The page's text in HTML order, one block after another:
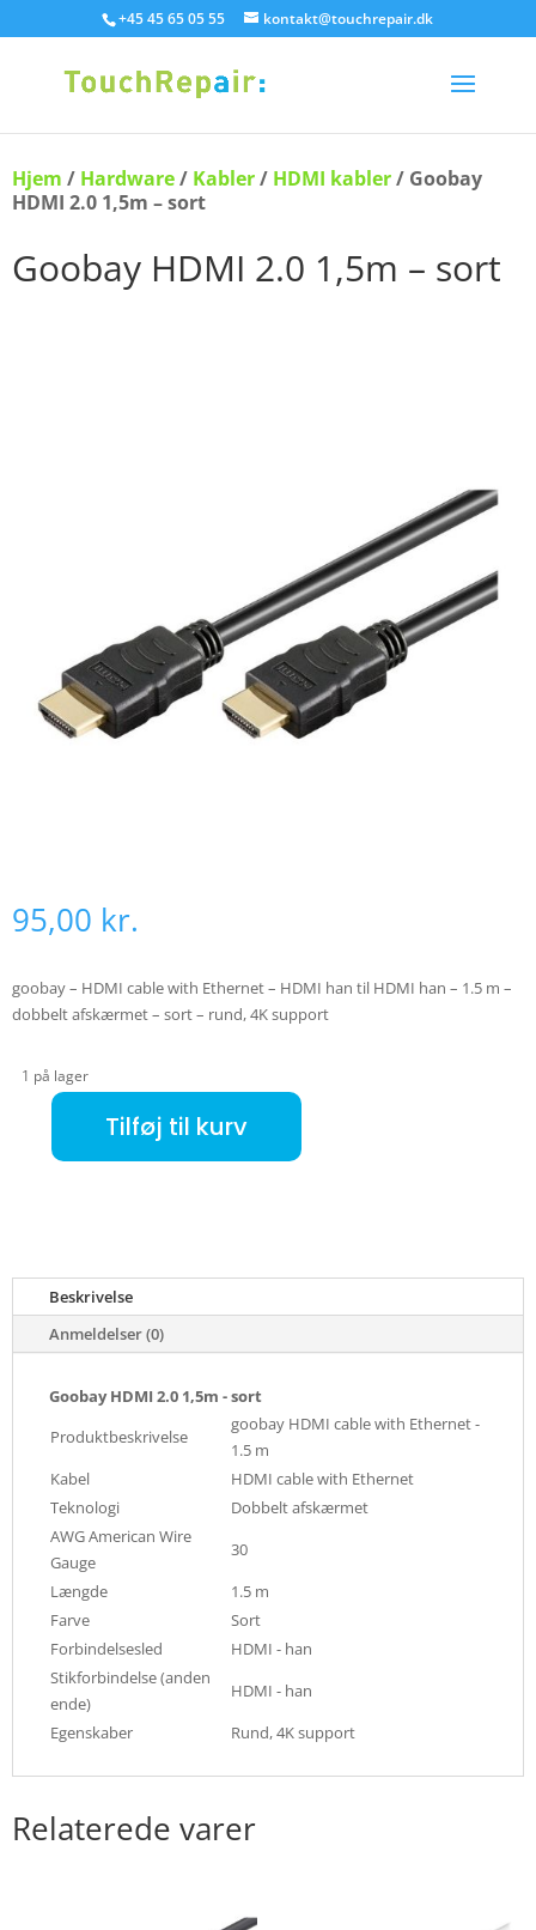
+45 45 65 05 55 kontakt@touchrepair.dk
Hjem / Hardware/ Kabler/ HDMI kabler/ Goobay
HDMI 2.0 1,5m – sort
Goobay HDMI 2.0 1,5m – sort
95,00 kr.
goobay – HDMI cable with Ethernet – HDMI han til HDMI han – 1.5 m –
dobbelt afskærmet – sort – rund, 4K support
1 på lager
Tilføj til kurv
Beskrivelse
Anmeldelser (0)
Goobay HDMI 2.0 1,5m - sort
Produktbeskrivelse
goobay HDMI cable with Ethernet -
1.5 m
Kabel
HDMI cable with Ethernet
Teknologi
Dobbelt afskærmet
AWG American Wire
Gauge
30
Længde
1.5 m
Farve
Sort
Forbindelsesled
HDMI - han
Stikforbindelse (anden
ende)
HDMI - han
Egenskaber
Rund, 4K support
Relaterede varer